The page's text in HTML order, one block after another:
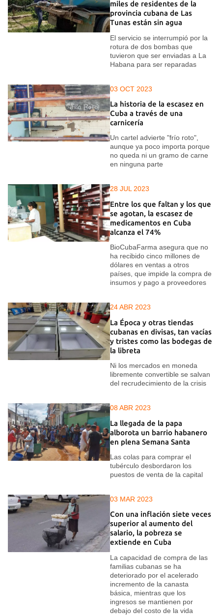
miles de residentes de la
provincia cubana de Las
Tunas están sin agua
El servicio se interrumpió por la
rotura de dos bombas que
tuvieron que ser enviadas a La
Habana para ser reparadas
03 OCT 2023
La historia de la escasez en
Cuba a través de una
carnicería
Un cartel advierte "frío roto",
aunque ya poco importa porque
no queda ni un gramo de carne
en ninguna parte
28 JUL 2023
Entre los que faltan y los que
se agotan, la escasez de
medicamentos en Cuba
alcanza el 74%
BioCubaFarma asegura que no
ha recibido cinco millones de
dólares en ventas a otros
países, que impide la compra de
insumos y pago a proveedores
24 ABR 2023
La Época y otras tiendas
cubanas en divisas, tan vacías
y tristes como las bodegas de
la libreta
Ni los mercados en moneda
libremente convertible se salvan
del recrudecimiento de la crisis
08 ABR 2023
La llegada de la papa
alborota un barrio habanero
en plena Semana Santa
Las colas para comprar el
tubérculo desbordaron los
puestos de venta de la capital
03 MAR 2023
Con una inflación siete veces
superior al aumento del
salario, la pobreza se
extiende en Cuba
La capacidad de compra de las
familias cubanas se ha
deteriorado por el acelerado
incremento de la canasta
básica, mientras que los
ingresos se mantienen por
debajo del costo de la vida